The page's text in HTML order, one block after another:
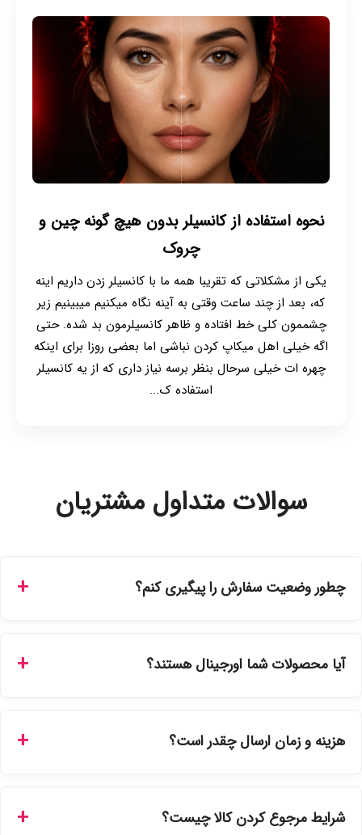
نحوه استفاده از کانسیلر بدون هیچ گونه چین و
چروک
یکی از مشکلاتی که تقریبا همه ما با کانسیلر زدن داریم اینه
که، بعد از چند ساعت وقتی به آینه نگاه میکنیم میبینیم زیر
چشممون کلی خط افتاده و ظاهر کانسیلرمون بد شده. حتی
اگه خیلی اهل میکاپ کردن نباشی اما بعضی روزا برای اینکه
چهره ات خیلی سرحال بنظر برسه نیاز داری که از یه کانسیلر
استفاده ک...
سوالات متداول مشتریان
چطور وضعیت سفارش را پیگیری کنم؟
سفارشات در سایت، وضعیت لحظه‌ای مرسوله را مشاهده کنید.
آیا محصولات شما اورجینال هستند؟
نمایندگی‌های معتبر تهیه شده و دارای بچ‌کد قابل استعلام هستند.
هزینه و زمان ارسال چقدر است؟
انتخاب کنید و برای شهرستان‌ها بین یک الی ۳ روز کاری از طریق
شرایط مرجوع کردن کالا چیست؟